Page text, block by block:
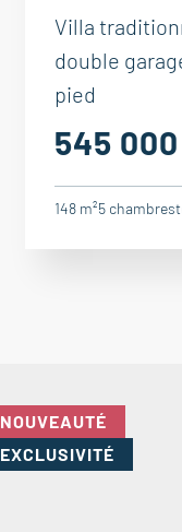
Villa
double
pied
545
148 m²5 chambres
NOUVEAUTÉ
EXCLUSIVITÉ